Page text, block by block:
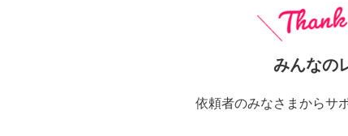
みんなの
依頼者のみなさまからサ